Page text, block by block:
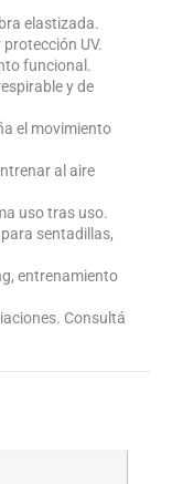
elastizada.
UV.
funcional.
y de
el movimiento
al aire
uso tras uso.
sentadillas,
entrenamiento
Consultá